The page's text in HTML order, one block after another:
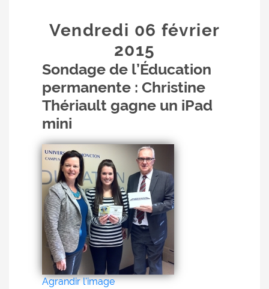
Vendredi 06février
2015
Sondage de l’Éducation
permanente : Christine
Thériault gagne un iPad
mini
Agrandir l'image